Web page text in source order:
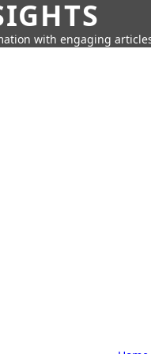
with engaging